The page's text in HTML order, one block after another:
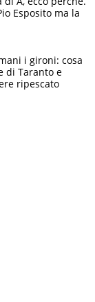
Esposito ma la
i gironi: cosa
di Taranto e
ripescato